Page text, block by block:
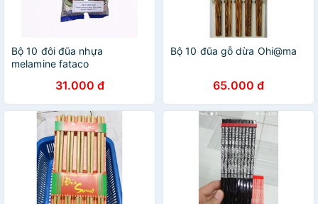
Bộ 10 đôi đũa nhựa
melamine fataco
31.000 đ
Bộ 10 đũa gỗ dừa Ohi@ma
65.000 đ